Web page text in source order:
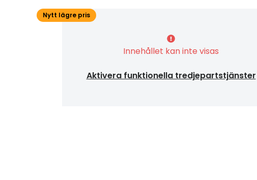
Nytt lägre pris
Innehållet kan inte visas
Aktivera funktionella tredjepartstjänster